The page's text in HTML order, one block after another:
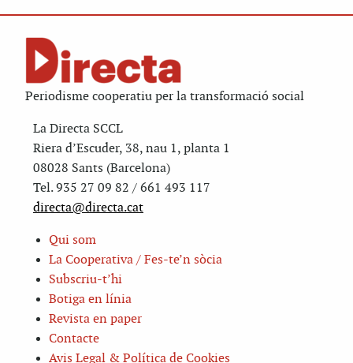
Periodisme cooperatiu per la transformació social
La Directa SCCL
Riera d’Escuder, 38, nau 1, planta 1
08028 Sants (Barcelona)
Tel. 935 27 09 82 / 661 493 117
directa@directa.cat
Qui som
La Cooperativa / Fes-te’n sòcia
Subscriu-t’hi
Botiga en línia
Revista en paper
Contacte
Avis Legal & Política de Cookies